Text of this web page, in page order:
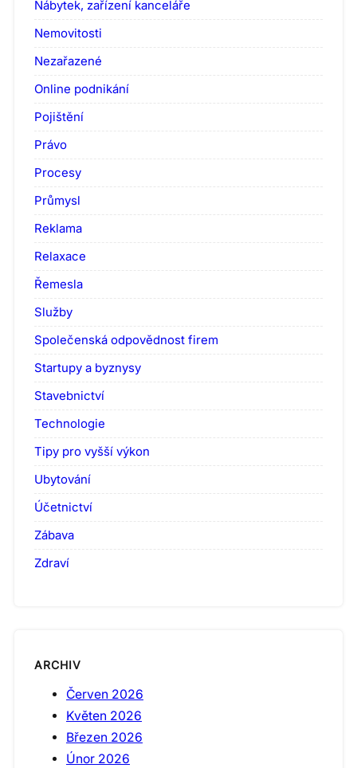
Nábytek, zařízení kanceláře
Nemovitosti
Nezařazené
Online podnikání
Pojištění
Právo
Procesy
Průmysl
Reklama
Relaxace
Řemesla
Služby
Společenská odpovědnost firem
Startupy a byznysy
Stavebnictví
Technologie
Tipy pro vyšší výkon
Ubytování
Účetnictví
Zábava
Zdraví
ARCHIV
Červen 2026
Květen 2026
Březen 2026
Únor 2026